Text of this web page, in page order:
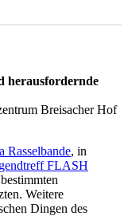
herausfordernde
Breisacher Hof
Rasselbande, in
FLASH
Weitere
Dingen des